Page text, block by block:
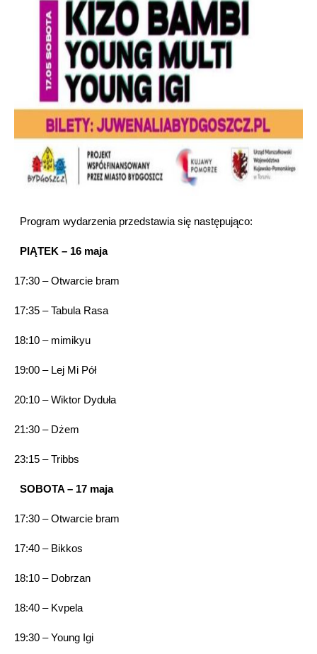
Program wydarzenia przedstawia się następująco:
PIĄTEK – 16 maja
17:30 – Otwarcie bram
17:35 – Tabula Rasa
18:10 – mimikyu
19:00 – Lej Mi Pół
20:10 – Wiktor Dyduła
21:30 – Dżem
23:15 – Tribbs
SOBOTA – 17 maja
17:30 – Otwarcie bram
17:40 – Bikkos
18:10 – Dobrzan
18:40 – Kvpela
19:30 – Young Igi